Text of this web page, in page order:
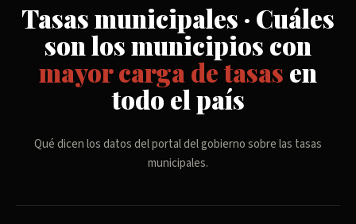
Tasas municipales · Cuáles
son los municipios con
mayor carga de tasas en
todo el país
Qué dicen los datos del portal del gobierno sobre las tasas
municipales.